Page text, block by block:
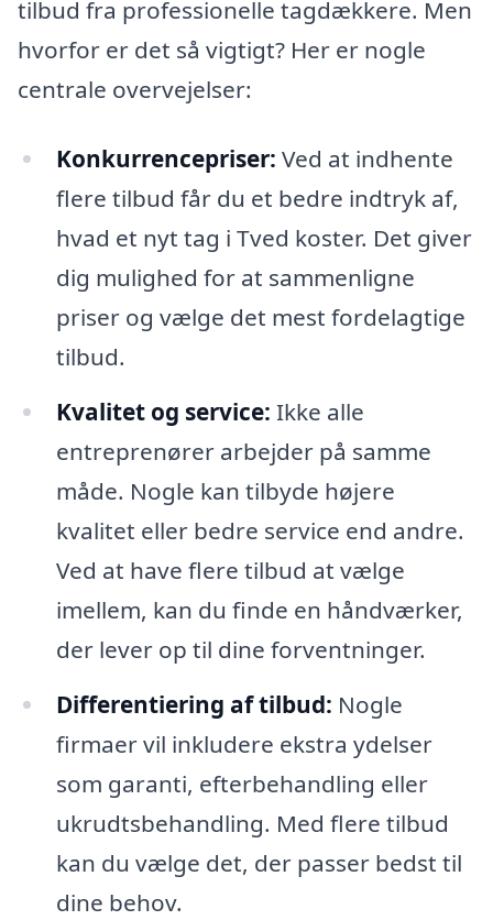
tilbud fra professionelle tagdækkere. Men
hvorfor er det så vigtigt? Her er nogle
centrale overvejelser:
Konkurrencepriser: Ved at indhente
flere tilbud får du et bedre indtryk af,
hvad et nyt tag i Tved koster. Det giver
dig mulighed for at sammenligne
priser og vælge det mest fordelagtige
tilbud.
Kvalitet og service: Ikke alle
entreprenører arbejder på samme
måde. Nogle kan tilbyde højere
kvalitet eller bedre service end andre.
Ved at have flere tilbud at vælge
imellem, kan du finde en håndværker,
der lever op til dine forventninger.
Differentiering af tilbud: Nogle
firmaer vil inkludere ekstra ydelser
som garanti, efterbehandling eller
ukrudtsbehandling. Med flere tilbud
kan du vælge det, der passer bedst til
dine behov.